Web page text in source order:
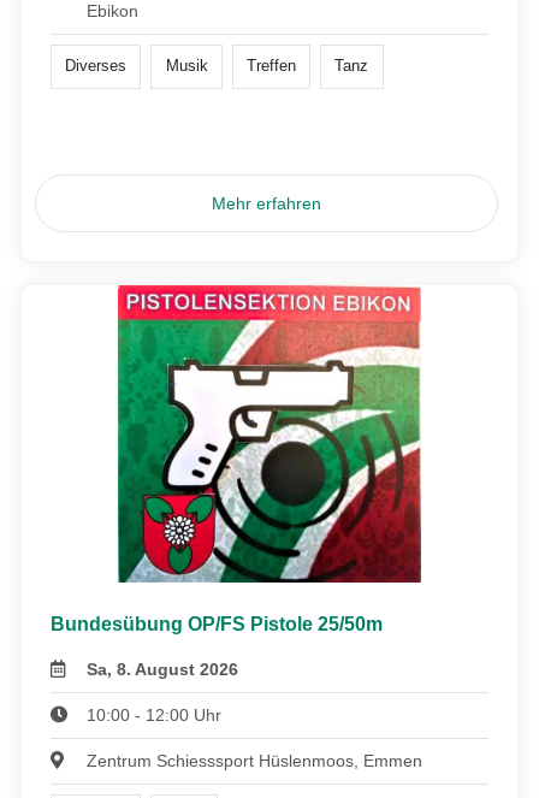
Ebikon
Diverses Musik Treffen Tanz
Mehr erfahren
Bundesübung OP/FS Pistole 25/50m
Sa, 8. August 2026
10:00 - 12:00 Uhr
Zentrum Schiesssport Hüslenmoos, Emmen